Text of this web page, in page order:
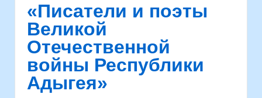
«Писатели и поэты
Великой
Отечественной
войны Республики
Адыгея»